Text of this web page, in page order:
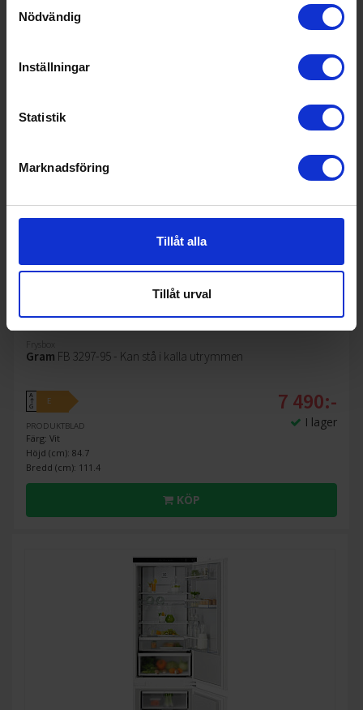
Nödvändig
Inställningar
Statistik
Marknadsföring
Tillåt alla
Tillåt urval
Gram FB 3297-95 - Kan stå i kalla utrymmen
A
↑
G
E
PRODUKTBLAD
Färg: Vit
Höjd (cm): 84.7
Bredd (cm): 111.4
7 490:-
I lager
KÖP